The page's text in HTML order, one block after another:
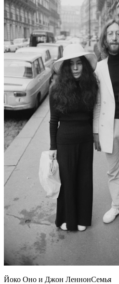
Йоко Оно и Джон ЛеннонСемья